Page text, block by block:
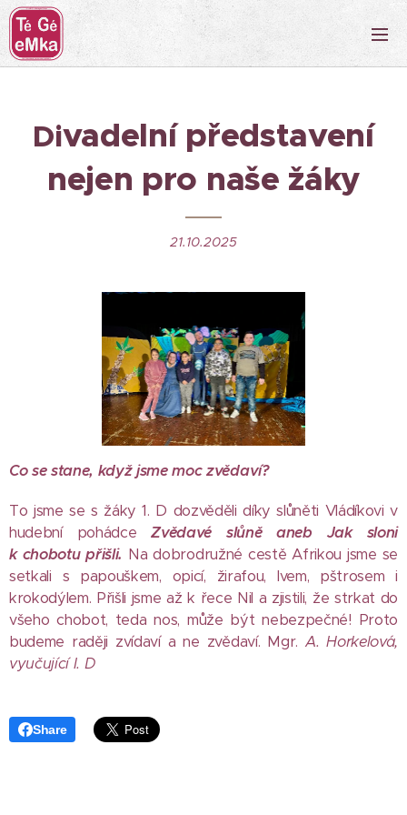
Divadelní představení
nejen pro naše žáky
21.10.2025
Co se stane, když jsme moc zvědaví?
To jsme se s žáky 1. D dozvěděli díky slůněti Vládíkovi v
hudební pohádceZvědavé slůně aneb Jak sloni
k chobotu přišli. Na dobrodružné cestě Afrikou jsme se
setkali s papouškem, opicí, žirafou, lvem, pštrosem i
krokodýlem. Přišli jsme až k řece Nil a zjistili, že strkat do
všeho chobot, teda nos, může být nebezpečné! Proto
budeme raději zvídaví a ne zvědaví. Mgr. A. Horkelová,
vyučující I. D
Share